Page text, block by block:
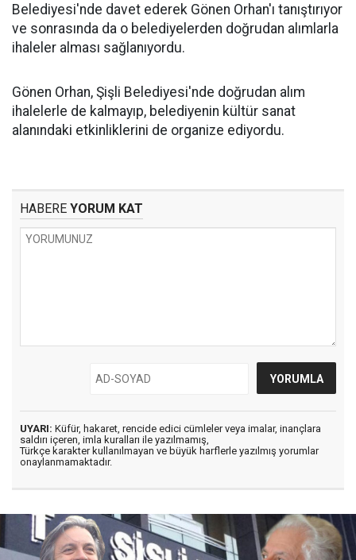
Belediyesi'nde davet ederek Gönen Orhan'ı tanıştırıyor
ve sonrasında da o belediyelerden doğrudan alımlarla
ihaleler alması sağlanıyordu.
Gönen Orhan, Şişli Belediyesi'nde doğrudan alım
ihalelerle de kalmayıp, belediyenin kültür sanat
alanındaki etkinliklerini de organize ediyordu.
HABERE YORUM KAT
UYARI: Küfür, hakaret, rencide edici cümleler veya imalar, inançlara
saldırı içeren, imla kuralları ile yazılmamış,
Türkçe karakter kullanılmayan ve büyük harflerle yazılmış yorumlar
onaylanmamaktadır.